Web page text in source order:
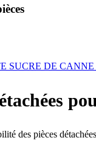
SUCRE DE CANNE
des pièces